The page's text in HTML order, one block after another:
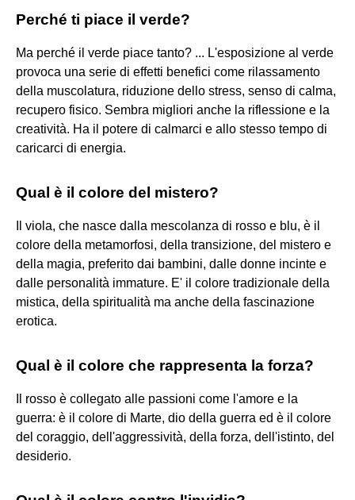
Perché ti piace il verde?
Ma perché il verde piace tanto? ... L'esposizione al verde
provoca una serie di effetti benefici come rilassamento
della muscolatura, riduzione dello stress, senso di calma,
recupero fisico. Sembra migliori anche la riflessione e la
creatività. Ha il potere di calmarci e allo stesso tempo di
caricarci di energia.
Qual è il colore del mistero?
Il viola, che nasce dalla mescolanza di rosso e blu, è il
colore della metamorfosi, della transizione, del mistero e
della magia, preferito dai bambini, dalle donne incinte e
dalle personalità immature. E' il colore tradizionale della
mistica, della spiritualità ma anche della fascinazione
erotica.
Qual è il colore che rappresenta la forza?
Il rosso è collegato alle passioni come l'amore e la
guerra: è il colore di Marte, dio della guerra ed è il colore
del coraggio, dell'aggressività, della forza, dell'istinto, del
desiderio.